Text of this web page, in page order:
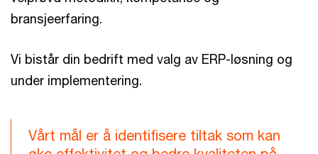
bransjeerfaring.
Vi bistår din bedrift med valg av ERP-løsning og
under implementering.
Vårt mål er å identifisere tiltak som kan